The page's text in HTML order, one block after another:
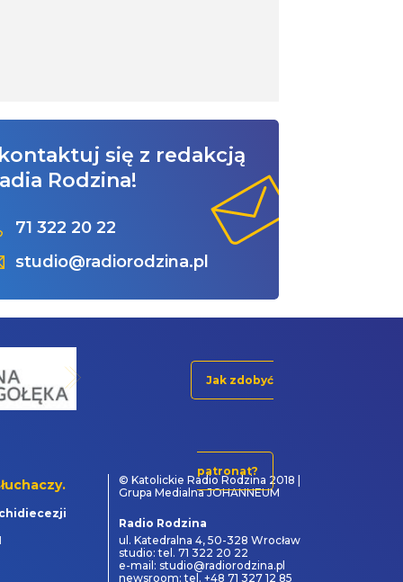
się z redakcją
Rodzina!
71 322 20 22
studio@radiorodzina.pl
Jak zdobyć
patronat?
© Katolickie Radio Rodzina 2018 |
Grupa Medialna JOHANNEUM
Radio Rodzina
ul. Katedralna 4, 50-328 Wrocław
studio: tel. 71 322 20 22
e-mail: studio@radiorodzina.pl
newsroom: tel. +48 71 327 12 85